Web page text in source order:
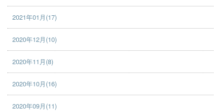
2021年01月(17)
2020年12月(10)
2020年11月(8)
2020年10月(16)
2020年09月(11)